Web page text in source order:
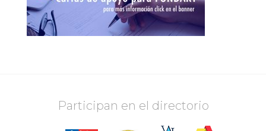
Participan en el directorio